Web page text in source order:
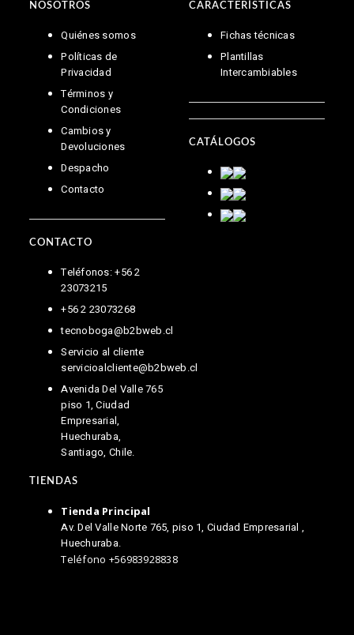
NOSOTROS
Quiénes somos
Políticas de
Privacidad
Términos y
Condiciones
Cambios y
Devoluciones
Despacho
Contacto
CONTACTO
Teléfonos: +56 2
23073215
+56 2 23073268
tecnoboga@b2bweb.cl
Servicio al cliente
servicioalcliente@b2bweb.cl
Avenida Del Valle 765
piso 1, Ciudad
Empresarial,
Huechuraba,
Santiago, Chile.
CARACTERÍSTICAS
Fichas técnicas
Plantillas
Intercambiables
CATÁLOGOS
TIENDAS
Tienda Principal
Av. Del Valle Norte 765, piso 1, Ciudad Empresarial ,
Huechuraba.
Teléfono +56983928838